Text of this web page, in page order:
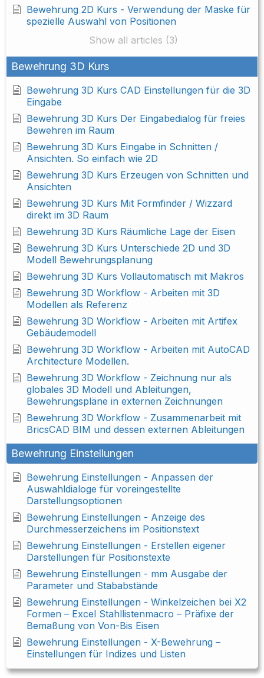
Bewehrung 2D Kurs - Verwendung der Maske für
spezielle Auswahl von Positionen
Show all articles (3)
Bewehrung 3D Kurs
Bewehrung 3D Kurs CAD Einstellungen für die 3D
Eingabe
Bewehrung 3D Kurs Der Eingabedialog für freies
Bewehren im Raum
Bewehrung 3D Kurs Eingabe in Schnitten /
Ansichten. So einfach wie 2D
Bewehrung 3D Kurs Erzeugen von Schnitten und
Ansichten
Bewehrung 3D Kurs Mit Formfinder / Wizzard
direkt im 3D Raum
Bewehrung 3D Kurs Räumliche Lage der Eisen
Bewehrung 3D Kurs Unterschiede 2D und 3D
Modell Bewehrungsplanung
Bewehrung 3D Kurs Vollautomatisch mit Makros
Bewehrung 3D Workflow - Arbeiten mit 3D
Modellen als Referenz
Bewehrung 3D Workflow - Arbeiten mit Artifex
Gebäudemodell
Bewehrung 3D Workflow - Arbeiten mit AutoCAD
Architecture Modellen.
Bewehrung 3D Workflow - Zeichnung nur als
globales 3D Modell und Ableitungen,
Bewehrungspläne in externen Zeichnungen
Bewehrung 3D Workflow - Zusammenarbeit mit
BricsCAD BIM und dessen externen Ableitungen
Bewehrung Einstellungen
Bewehrung Einstellungen - Anpassen der
Auswahldialoge für voreingestellte
Darstellungsoptionen
Bewehrung Einstellungen - Anzeige des
Durchmesserzeichens im Positionstext
Bewehrung Einstellungen - Erstellen eigener
Darstellungen für Positionstexte
Bewehrung Einstellungen - mm Ausgabe der
Parameter und Stababstände
Bewehrung Einstellungen - Winkelzeichen bei X2
Formen – Excel Stahllistenmacro – Präfixe der
Bemaßung von Von-Bis Eisen
Bewehrung Einstellungen - X-Bewehrung –
Einstellungen für Indizes und Listen